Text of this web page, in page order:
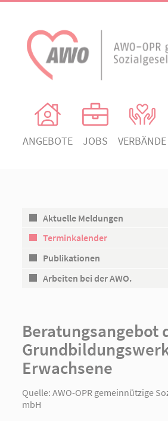
ANGEBOTE JOBS VERBÄNDE
AWO Ortsverein Rheinsberg
Aktuelle Meldungen
Terminkalender
Publikationen
Arbeiten bei der AWO.
Beratungsangebot
Erwachsene
Quelle: AWO-OPR gemeinnützige
mbH